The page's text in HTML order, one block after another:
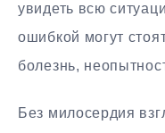
увидеть всю
ошибкой могут
болезнь,
Без милосердия